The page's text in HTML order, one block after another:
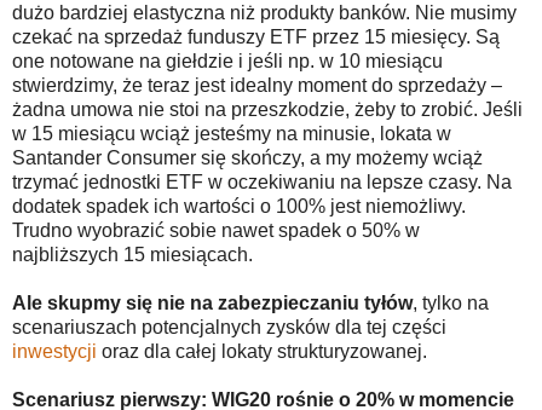
dużo bardziej elastyczna niż produkty banków. Nie musimy
czekać na sprzedaż funduszy ETF przez 15 miesięcy. Są
one notowane na giełdzie i jeśli np. w 10 miesiącu
stwierdzimy, że teraz jest idealny moment do sprzedaży –
żadna umowa nie stoi na przeszkodzie, żeby to zrobić. Jeśli
w 15 miesiącu wciąż jesteśmy na minusie, lokata w
Santander Consumer się skończy, a my możemy wciąż
trzymać jednostki ETF w oczekiwaniu na lepsze czasy. Na
dodatek spadek ich wartości o 100% jest niemożliwy.
Trudno wyobrazić sobie nawet spadek o 50% w
najbliższych 15 miesiącach.
Ale skupmy się nie na zabezpieczaniu tyłów, tylko na
scenariuszach potencjalnych zysków dla tej części
inwestycji oraz dla całej lokaty strukturyzowanej.
Scenariusz pierwszy: WIG20 rośnie o 20% w momencie